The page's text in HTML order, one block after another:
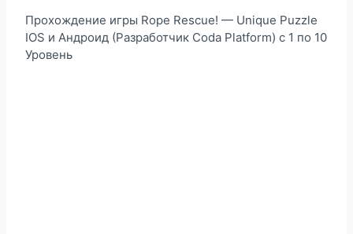
Прохождение игры Rope Rescue! — Unique Puzzle
IOS и Андроид (Разработчик Coda Platform) с 1 по 10
Уровень